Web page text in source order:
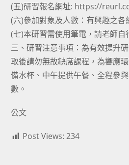
(五)研習報名網址: https://
(六)參加對象及人數：有興趣之各
(七)本研習需使用筆電，請老師自
三、研習注意事項：為有效提升
取後請勿無故缺席課程，為響應
備水杯、中午提供午餐、全程參
數。
公文
Post Views: 234